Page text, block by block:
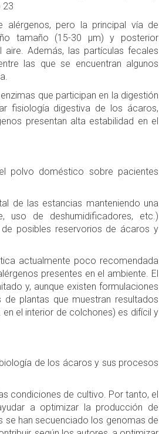
23
pero la principal vía de
tamaño (15-30 μm) y posterior
Además, las partículas fecales
las que se encuentran algunos
que participan en la digestión
fisiología digestiva de los ácaros,
presentan alta estabilidad en el
polvo doméstico sobre pacientes
de las estancias manteniendo una
uso de deshumidificadores, etc.)
posibles reservorios de ácaros y
actualmente poco recomendada
presentes en el ambiente. El
y, aunque existen formulaciones
plantas que muestran resultados
el interior de colchones) es difícil y
de los ácaros y sus procesos
condiciones de cultivo. Por tanto, el
a optimizar la producción de
se han secuenciado los genomas de